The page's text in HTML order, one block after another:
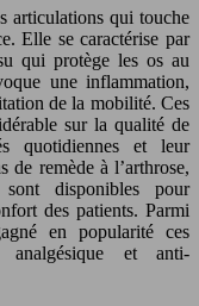
articulations qui touche
Elle se caractérise par
qui protège les os au
une inflammation,
de la mobilité. Ces
sur la qualité de
quotidiennes et leur
de remède à l’arthrose,
sont disponibles pour
des patients. Parmi
en popularité ces
analgésique et anti-